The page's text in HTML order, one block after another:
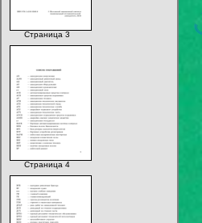
Страница 3
Страница 4